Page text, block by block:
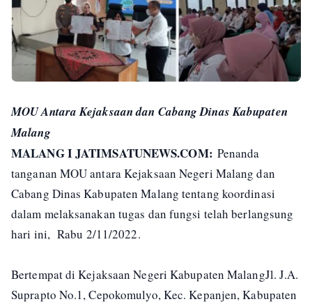
MOU Antara Kejaksaan dan Cabang Dinas Kabupaten
Malang
MALANG I JATIMSATUNEWS.COM: Penanda
tanganan MOU antara Kejaksaan Negeri Malang dan
Cabang Dinas Kabupaten Malang tentang koordinasi
dalam melaksanakan tugas dan fungsi telah berlangsung
hari ini, Rabu 2/11/2022.
Bertempat di Kejaksaan Negeri Kabupaten MalangJl. J.A.
Suprapto No.1, Cepokomulyo, Kec. Kepanjen, Kabupaten